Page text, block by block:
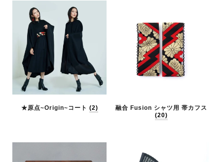
★原点~Origin~コート (2)
融合 Fusion シャツ用 帯カフス
(20)